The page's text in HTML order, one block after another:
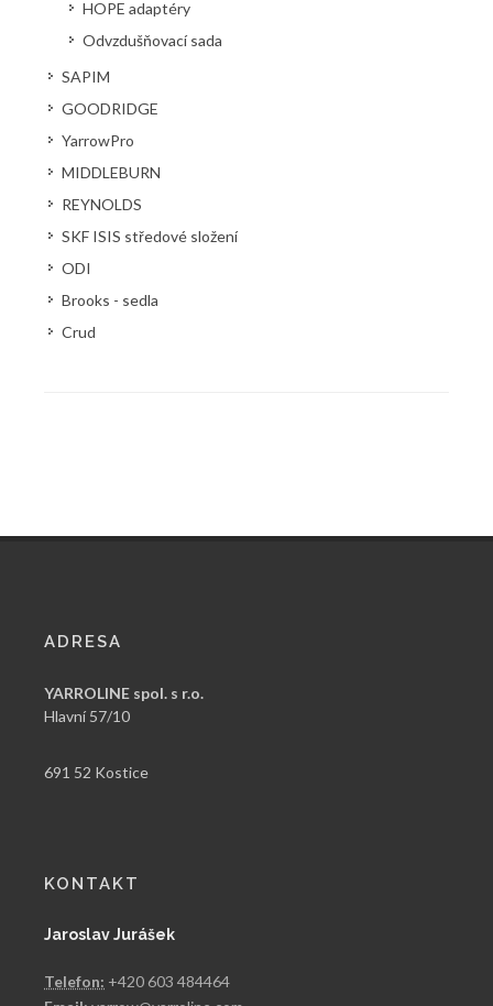
HOPE adaptéry
Odvzdušňovací sada
SAPIM
GOODRIDGE
YarrowPro
MIDDLEBURN
REYNOLDS
SKF ISIS středové složení
ODI
Brooks - sedla
Crud
ADRESA
YARROLINE spol. s r.o.
Hlavní 57/10
691 52 Kostice
KONTAKT
Jaroslav Jurášek
Telefon: +420 603 484464